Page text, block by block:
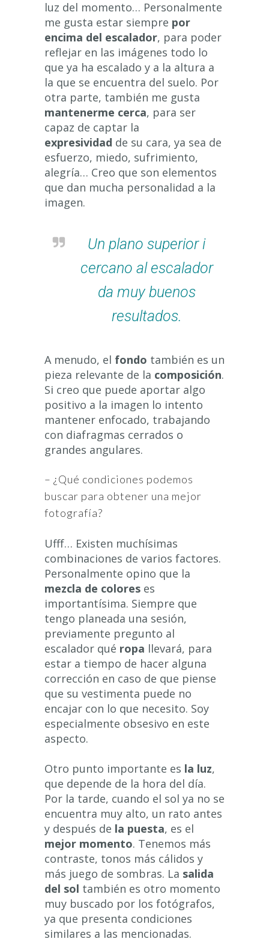
luz del momento… Personalmente
me gusta estar siempre por
encima del escalador, para poder
reflejar en las imágenes todo lo
que ya ha escalado y a la altura a
la que se encuentra del suelo. Por
otra parte, también me gusta
mantenerme cerca, para ser
capaz de captar la
expresividad de su cara, ya sea de
esfuerzo, miedo, sufrimiento,
alegría… Creo que son elementos
que dan mucha personalidad a la
imagen.
Un plano superior i
cercano al escalador
da muy buenos
resultados.
A menudo, el fondo también es un
pieza relevante de la composición.
Si creo que puede aportar algo
positivo a la imagen lo intento
mantener enfocado, trabajando
con diafragmas cerrados o
grandes angulares.
– ¿Qué condiciones podemos
buscar para obtener una mejor
fotografía?
Ufff… Existen muchísimas
combinaciones de varios factores.
Personalmente opino que la
mezcla de colores es
importantísima. Siempre que
tengo planeada una sesión,
previamente pregunto al
escalador qué ropa llevará, para
estar a tiempo de hacer alguna
corrección en caso de que piense
que su vestimenta puede no
encajar con lo que necesito. Soy
especialmente obsesivo en este
aspecto.
Otro punto importante es la luz,
que depende de la hora del día.
Por la tarde, cuando el sol ya no se
encuentra muy alto, un rato antes
y después de la puesta, es el
mejor momento. Tenemos más
contraste, tonos más cálidos y
más juego de sombras. La salida
del sol también es otro momento
muy buscado por los fotógrafos,
ya que presenta condiciones
similares a las mencionadas.